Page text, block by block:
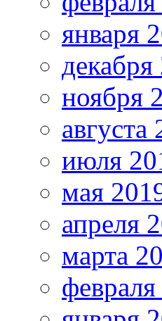
января
декабря
ноября
августа
июля
мая
апреля
марта